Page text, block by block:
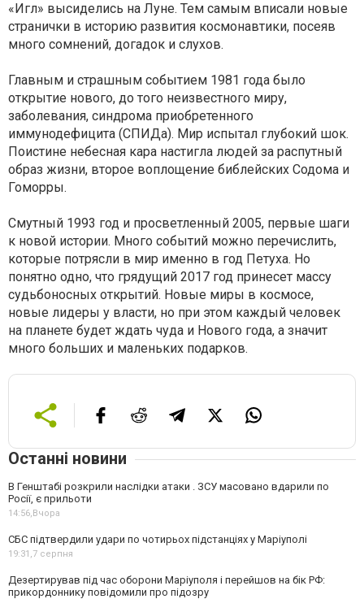
«Игл» высиделись на Луне. Тем самым вписали новые
странички в историю развития космонавтики, посеяв
много сомнений, догадок и слухов.
Главным и страшным событием 1981 года было
открытие нового, до того неизвестного миру,
заболевания, синдрома приобретенного
иммунодефицита (СПИДа). Мир испытал глубокий шок.
Поистине небесная кара настигла людей за распутный
образ жизни, второе воплощение библейских Содома и
Гоморры.
Смутный 1993 год и просветленный 2005, первые шаги
к новой истории. Много событий можно перечислить,
которые потрясли в мир именно в год Петуха. Но
понятно одно, что грядущий 2017 год принесет массу
судьбоносных открытий. Новые миры в космосе,
новые лидеры у власти, но при этом каждый человек
на планете будет ждать чуда и Нового года, а значит
много больших и маленьких подарков.
Останні новини
В Генштабі розкрили наслідки атаки . ЗСУ масовано вдарили по
Росії, є прильоти
14:56,Вчора
СБС підтвердили удари по чотирьох підстанціях у Маріуполі
19:31,7 серпня
Дезертирував під час оборони Маріуполя і перейшов на бік РФ:
прикордоннику повідомили про підозру